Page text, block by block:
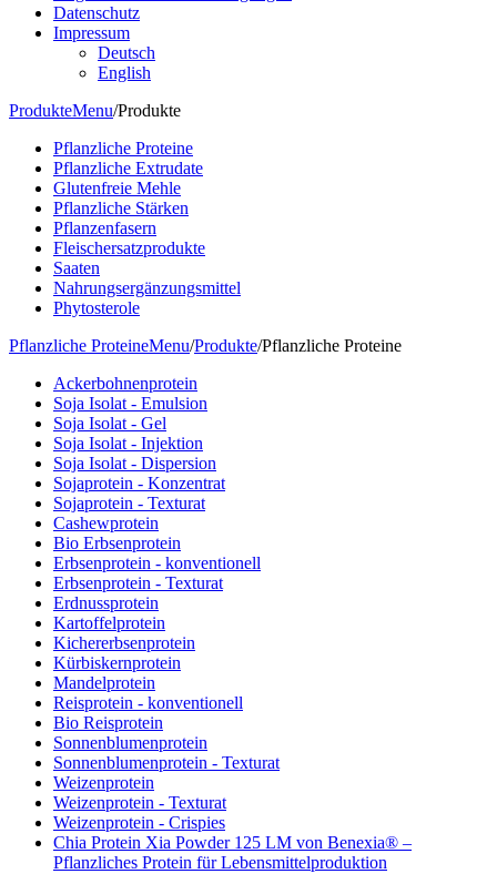
Datenschutz
Impressum
Deutsch
English
ProdukteMenu/Produkte
Pflanzliche Proteine
Pflanzliche Extrudate
Glutenfreie Mehle
Pflanzliche Stärken
Pflanzenfasern
Fleischersatzprodukte
Saaten
Nahrungsergänzungsmittel
Phytosterole
Pflanzliche ProteineMenu/Produkte/Pflanzliche Proteine
Ackerbohnenprotein
Soja Isolat - Emulsion
Soja Isolat - Gel
Soja Isolat - Injektion
Soja Isolat - Dispersion
Sojaprotein - Konzentrat
Sojaprotein - Texturat
Cashewprotein
Bio Erbsenprotein
Erbsenprotein - konventionell
Erbsenprotein - Texturat
Erdnussprotein
Kartoffelprotein
Kichererbsenprotein
Kürbiskernprotein
Mandelprotein
Reisprotein - konventionell
Bio Reisprotein
Sonnenblumenprotein
Sonnenblumenprotein - Texturat
Weizenprotein
Weizenprotein - Texturat
Weizenprotein - Crispies
Chia Protein Xia Powder 125 LM von Benexia® –
Pflanzliches Protein für Lebensmittelproduktion